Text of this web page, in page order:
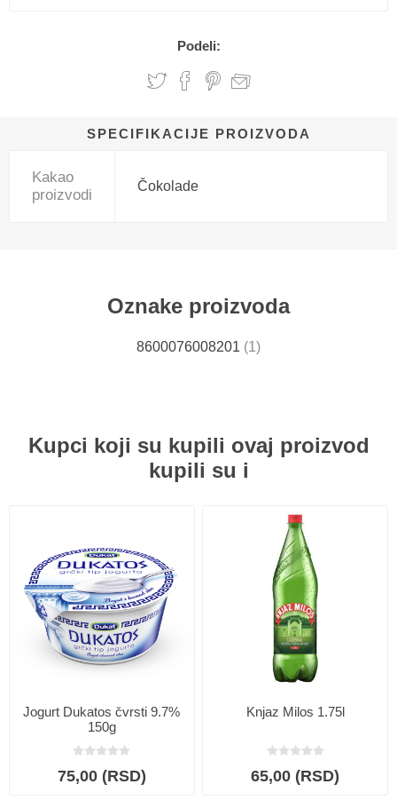
Podeli:
SPECIFIKACIJE PROIZVODA
Kakao
proizvodi
Čokolade
Oznake proizvoda
8600076008201 (1)
Kupci koji su kupili ovaj proizvod
kupili su i
Jogurt Dukatos čvrsti 9.7%
150g
75,00 (RSD)
Knjaz Milos 1.75l
65,00 (RSD)